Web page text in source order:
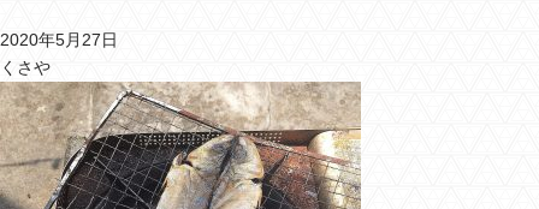
バー ウッディについて
メニュー＆料金
おすすめカクテル
2020年5月27日
くさや